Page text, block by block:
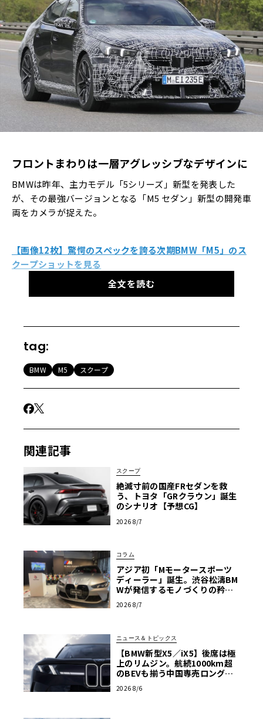
フロントまわりは一層アグレッシブなデザインに
BMWは昨年、主力モデル「5シリーズ」新型を発表した
が、その最強バージョンとなる「M5 セダン」新型の開発車
両をカメラが捉えた。
【画像12枚】驚愕のスペックを誇る次期BMW「M5」のス
クープショットを見る
スパイショットを撮影することができた。
捉えたプロトタイプは、一気にカモフラージュが削ぎ落と
アグレッシブさはフロントエンドが特に顕著で、ヘッドラ
イトはビニールカバーが剥がされ、丸みを帯びたキドニー
ためにエンジンに大量の空気を供給する台形インテークを
装備、両端の垂直エアベントはホイールでの乱気流を防ぐ
エアカーテンの役割を果たす。
ンチのアロイホイール、リアに21インチのホイールが収納
されており、ドリルドディスク、青いブレーキキャリパー
が見えている。
ポイラーを装備、リアバンパーのインテークは、フロント
の台形デザインを再現しているほか、クワッドエキゾース
トパイプがインストールされている。
ーボンファイバートリムを備えたシートなど、スポーティ
全文を読む
tag:
BMW M5 スクープ
関連記事
スクープ
絶滅寸前の国産FRセダンを救
う、トヨタ「GRクラウン」誕生
のシナリオ【予想CG】
2026 8/7
コラム
アジア初「Mモータースポーツ
ディーラー」誕生。渋谷松濤BM
Wが発信するモノづくりの矜持
2026 8/7
ニュース＆トピックス
【BMW新型X5／iX5】後席は極
上のリムジン。航続1000km超
のBEVも揃う中国専売ロング仕
2026 8/6